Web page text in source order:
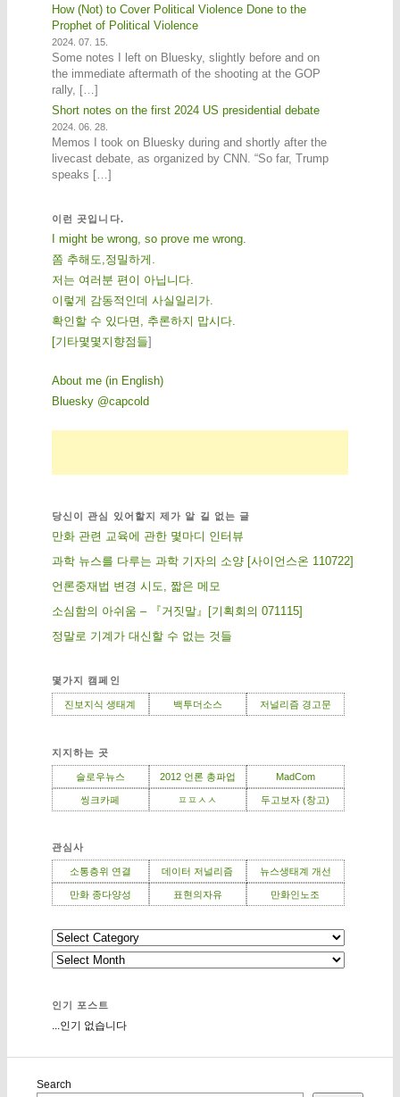
How (Not) to Cover Political Violence Done to the
Prophet of Political Violence
2024. 07. 15.
Some notes I left on Bluesky, slightly before and on
the immediate aftermath of the shooting at the GOP
rally, […]
Short notes on the first 2024 US presidential debate
2024. 06. 28.
Memos I took on Bluesky during and shortly after the
livecast debate, as organized by CNN. “So far, Trump
speaks […]
이런 곳입니다.
I might be wrong, so prove me wrong.
쫌 추해도,정밀하게.
저는 여러분 편이 아닙니다.
이렇게 감동적인데 사실일리가.
확인할 수 있다면, 추론하지 맙시다.
[기 타몇 몇 지 향점 들]
About me (in English)
Bluesky @capcold
당신이 관심 있어할지 제가 알 길 없는 글
만화 관련 교육에 관한 몇마디 인터뷰
과학 뉴스를 다루는 과학 기자의 소양 [사이언스온 110722]
언론중재법 변경 시도, 짧은 메모
소심함의 아쉬움 – 『거짓말』[기획회의 071115]
정말로 기계가 대신할 수 없는 것들
몇가지 캠페인
진보지식 생태계 백투더소스 저널리즘 경고문
지지하는 곳
슬로우뉴스 2012 언론 총파업 MadCom
씽크카페 ㅍㅍㅅㅅ 두고보자 (창고)
관심사
소통층위 연결 데이터 저널리즘 뉴스생태계 개선
만화 종다양성 표현의자유 만화인노조
인기 포스트
...인기 없습니다
Search